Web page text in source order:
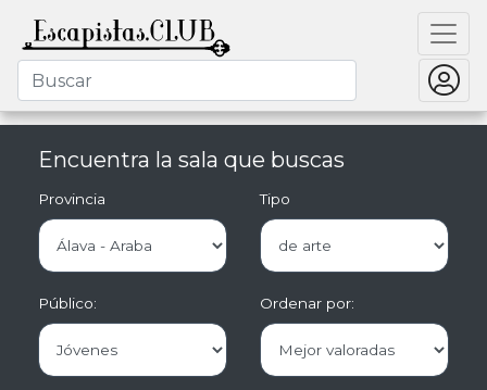
Encuentra la sala que buscas
Provincia Tipo
Público: Ordenar por: